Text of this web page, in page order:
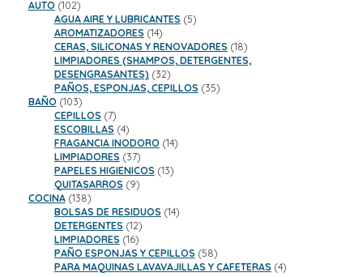
AUTO 102102
productos
AGUA AIRE Y LUBRICANTES 55
AROMATIZADORES 1414
productos
CERAS, SILICONAS Y RENOVADORES 1818
productos
LIMPIADORES (SHAMPOS, DETERGENTES,
DESENGRASANTES) 3232
productos
PAÑOS, ESPONJAS, CEPILLOS 3535
BAÑO 103103
productos
CEPILLOS 77
productos
ESCOBILLAS 44
productos
FRAGANCIA INODORO 1414
LIMPIADORES 3737
productos
PAPELES HIGIENICOS 1313
QUITASARROS 99
COCINA 138138
productos
BOLSAS DE RESIDUOS 1414
DETERGENTES 1212
productos
LIMPIADORES 1616
productos
PAÑO ESPONJAS Y CEPILLOS 5858
productos
PARA MAQUINAS LAVAVAJILLAS Y CAFETERAS 44